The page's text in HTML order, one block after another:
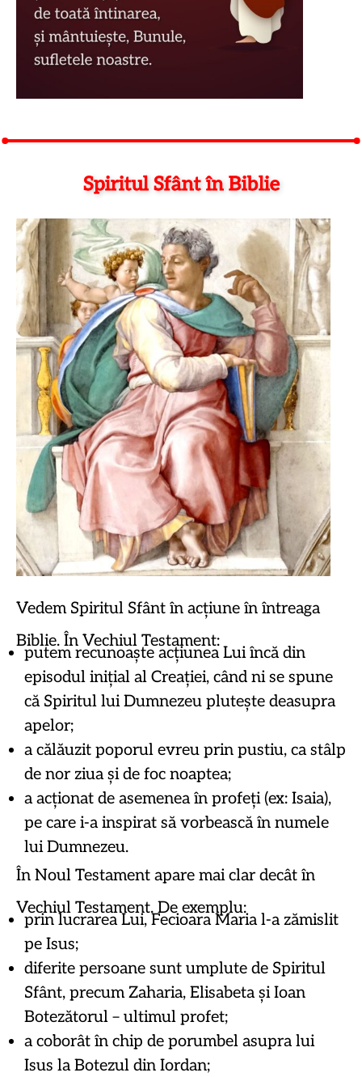
Spiritul Sfânt în Biblie
Vedem Spiritul Sfânt în acțiune în întreaga
Biblie. În Vechiul Testament:
putem recunoaște acțiunea Lui încă din
episodul inițial al Creației, când ni se spune
că Spiritul lui Dumnezeu plutește deasupra
apelor;
a călăuzit poporul evreu prin pustiu, ca stâlp
de nor ziua și de foc noaptea;
a acționat de asemenea în profeți (ex: Isaia),
pe care i-a inspirat să vorbească în numele
lui Dumnezeu.
În Noul Testament apare mai clar decât în
Vechiul Testament. De exemplu:
prin lucrarea Lui, Fecioara Maria l-a zămislit
pe Isus;
diferite persoane sunt umplute de Spiritul
Sfânt, precum Zaharia, Elisabeta și Ioan
Botezătorul – ultimul profet;
a coborât în chip de porumbel asupra lui
Isus la Botezul din Iordan;